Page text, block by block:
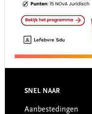
Footer
SNEL NAAR
Aanbestedingen